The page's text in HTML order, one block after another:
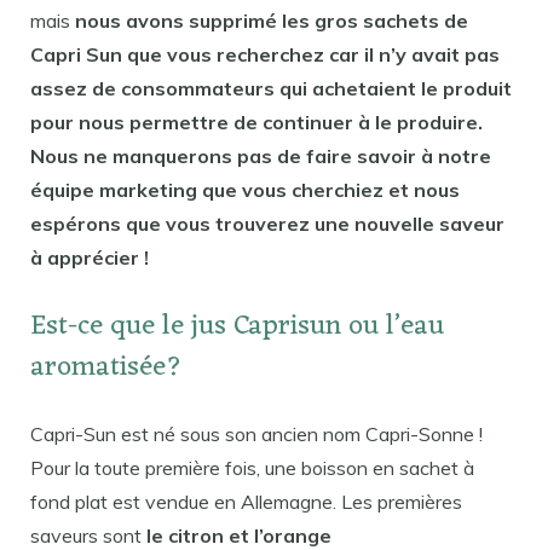
mais nous avons supprimé les gros sachets de
Capri Sun que vous recherchez car il n’y avait pas
assez de consommateurs qui achetaient le produit
pour nous permettre de continuer à le produire.
Nous ne manquerons pas de faire savoir à notre
équipe marketing que vous cherchiez et nous
espérons que vous trouverez une nouvelle saveur
à apprécier !
Est-ce que le jus Caprisun ou l’eau
aromatisée?
Capri-Sun est né sous son ancien nom Capri-Sonne !
Pour la toute première fois, une boisson en sachet à
fond plat est vendue en Allemagne. Les premières
saveurs sont le citron et l’orange